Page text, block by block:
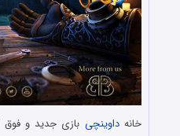
خانهداوینچی بازی جدید و